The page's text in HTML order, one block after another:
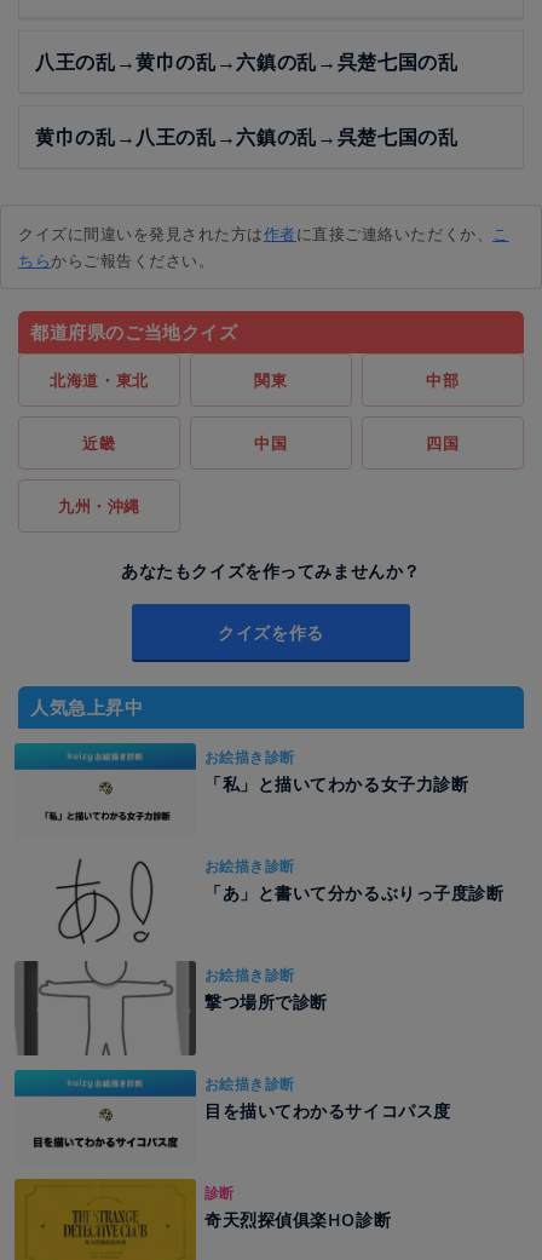
八王の乱→黄巾の乱→六鎮の乱→呉楚七国の乱
黄巾の乱→八王の乱→六鎮の乱→呉楚七国の乱
クイズに間違いを発見された方は作者に直接ご連絡いただくか、 こ
ちらからご報告ください。
都道府県のご当地クイズ
北海道・東北 関東 中部
近畿 中国 四国
九州・沖縄
あなたもクイズを作ってみませんか？
クイズを作る
人気急上昇中
お絵描き診断
「私」と描いてわかる女子力診断
お絵描き診断
「あ」と書いて分かるぶりっ子度診断
お絵描き診断
撃つ場所で診断
お絵描き診断
目を描いてわかるサイコパス度
診断
奇天烈探偵俱楽HO診断